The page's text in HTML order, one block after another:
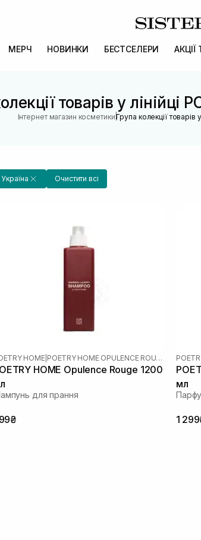
МЕРЧ НОВИНКИ БЕСТСЕЛЕРИ
товарів у лінійці
Інтернет магазин косметики |Група колекції товарів
Україна Очистити всі
HOME POETRY HOME OPULENCE ROUGE
HOME Opulence Rouge 1200
для прання
мл
1